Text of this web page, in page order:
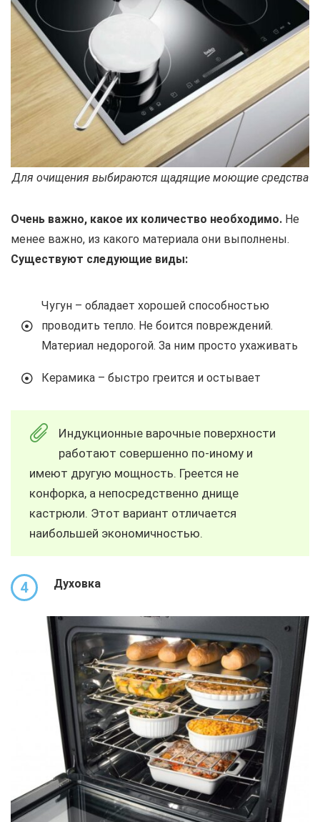
Для очищения выбираются щадящие моющие средства
Очень важно, какое их количество необходимо. Не
менее важно, из какого материала они выполнены.
Существуют следующие виды:
Чугун – обладает хорошей способностью
проводить тепло. Не боится повреждений.
Материал недорогой. За ним просто ухаживать
Керамика – быстро греится и остывает
Индукционные варочные поверхности
работают совершенно по-иному и
имеют другую мощность. Греется не
конфорка, а непосредственно днище
кастрюли. Этот вариант отличается
наибольшей экономичностью.
4 Духовка